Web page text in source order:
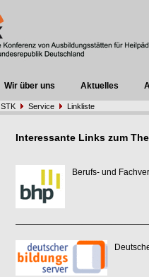
Wir über uns Aktuelles
STK Service Linkliste
Interessante Links zum
Berufs- und